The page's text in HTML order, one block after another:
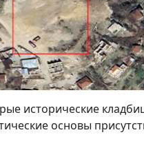
исторические
основы